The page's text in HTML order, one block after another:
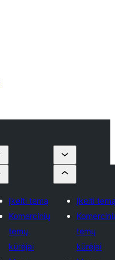
Įkelti temą
Komercinių
temų
kūrėjai
Įkelti
temų
kūrėjai